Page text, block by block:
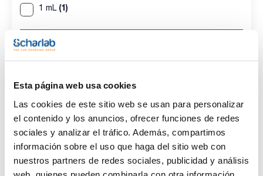
Esta página web usa cookies
Las cookies de este sitio web se usan para personalizar
el contenido y los anuncios, ofrecer funciones de redes
sociales y analizar el tráfico. Además, compartimos
información sobre el uso que haga del sitio web con
nuestros partners de redes sociales, publicidad y análisis
1 mL (1)
Conc.
100 ug/ml(1)
CAS
[57966-95-7](1)
Disolvente Envase Volumen